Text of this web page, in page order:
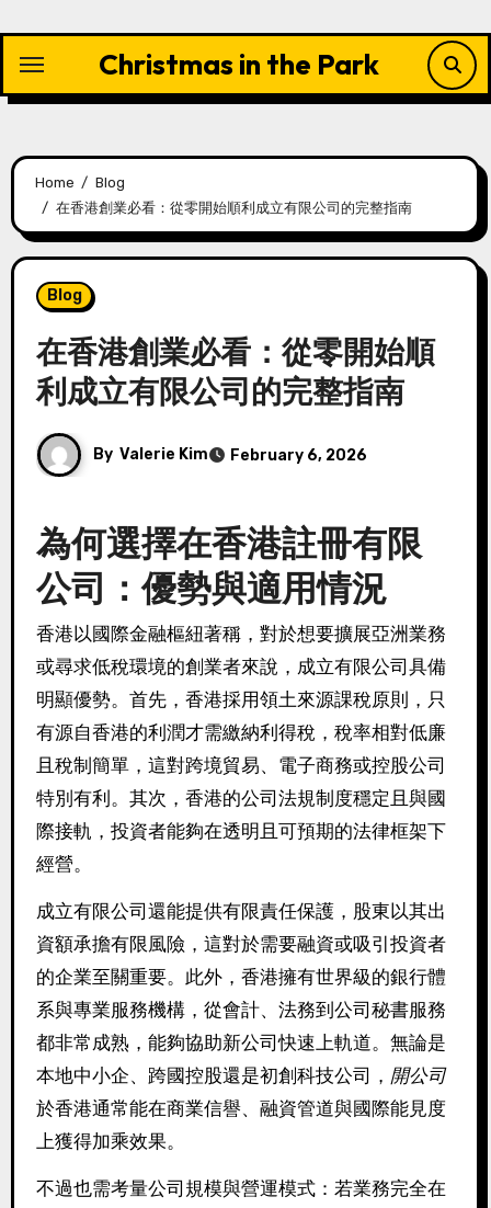
content
Christmas in the Park
Home
Blog
在香港創業必看：從零開始順利成立有限公司的完整指南
Blog
在香港創業必看：從零開始順
利成立有限公司的完整指南
By Valerie Kim February 6, 2026
為何選擇在香港註冊有限
公司 ：優勢與適用情況
香港以國際金融樞紐著稱，對於想要擴展亞洲業務
或尋求低稅環境的創業者來說，成立有限公司具備
明顯優勢。首先，香港採用領土來源課稅原則，只
有源自香港的利潤才需繳納利得稅，稅率相對低廉
且稅制簡單，這對跨境貿易、電子商務或控股公司
特別有利。其次，香港的公司法規制度穩定且與國
際接軌，投資者能夠在透明且可預期的法律框架下
經營。
成立有限公司還能提供有限責任保護，股東以其出
資額承擔有限風險，這對於需要融資或吸引投資者
的企業至關重要。此外，香港擁有世界級的銀行體
系與專業服務機構，從會計、法務到公司秘書服務
都非常成熟，能夠協助新公司快速上軌道。無論是
本地中小企、跨國控股還是初創科技公司， 開公司
於香港通常能在商業信譽、融資管道與國際能見度
上獲得加乘效果。
不過也需考量公司規模與營運模式：若業務完全在